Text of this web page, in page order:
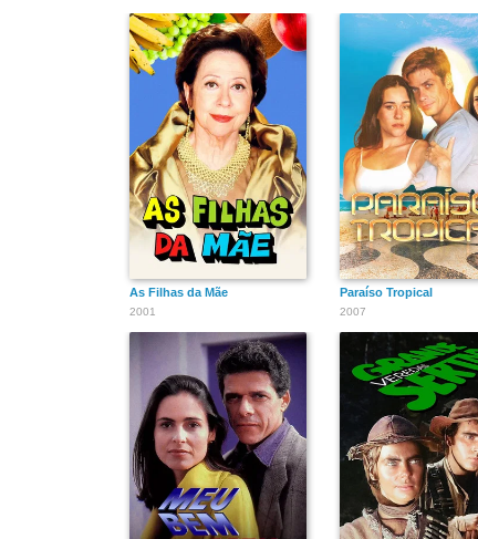
As Filhas da Mãe
2001
Paraíso Tropical
2007